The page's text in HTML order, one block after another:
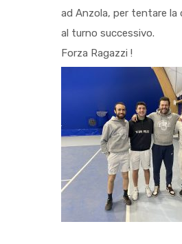
ad Anzola, per tentare la
al turno successivo.
Forza Ragazzi !